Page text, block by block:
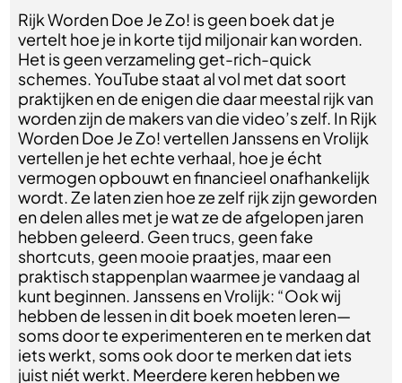
Rijk Worden Doe Je Zo! is geen boek dat je
vertelt hoe je in korte tijd miljonair kan worden.
Het is geen verzameling get-rich-quick
schemes. YouTube staat al vol met dat soort
praktijken en de enigen die daar meestal rijk van
worden zijn de makers van die video’s zelf. In Rijk
Worden Doe Je Zo! vertellen Janssens en Vrolijk
vertellen je het echte verhaal, hoe je écht
vermogen opbouwt en financieel onafhankelijk
wordt. Ze laten zien hoe ze zelf rijk zijn geworden
en delen alles met je wat ze de afgelopen jaren
hebben geleerd. Geen trucs, geen fake
shortcuts, geen mooie praatjes, maar een
praktisch stappenplan waarmee je vandaag al
kunt beginnen. Janssens en Vrolijk: “Ook wij
hebben de lessen in dit boek moeten leren—
soms door te experimenteren en te merken dat
iets werkt, soms ook door te merken dat iets
juist niét werkt. Meerdere keren hebben we